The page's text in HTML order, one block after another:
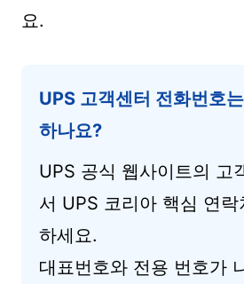
요.
UPS 고객센터 전화번호
하나요?
UPS 공식 웹사이트의 고
서 UPS 코리아 핵심 연락
하세요.
대표번호와 전용 번호가